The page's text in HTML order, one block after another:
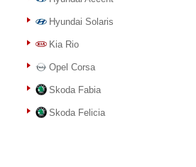
Hyundai Solaris
Kia Rio
Opel Corsa
Skoda Fabia
Skoda Felicia